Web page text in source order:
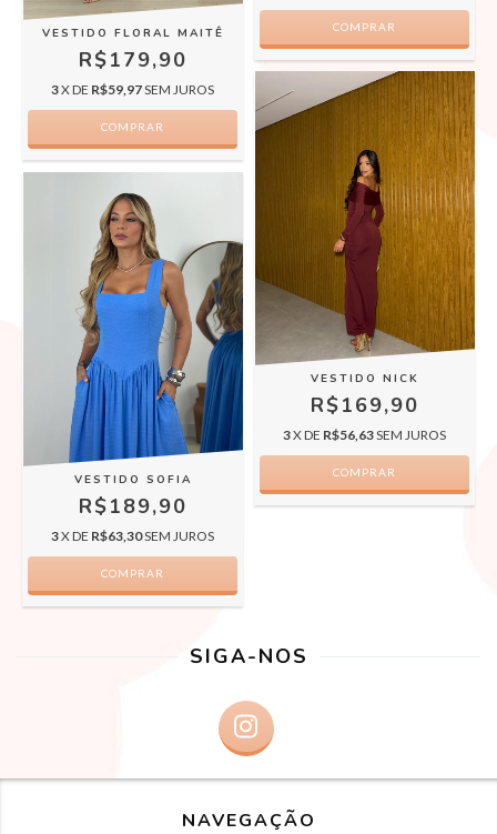
VESTIDO FLORAL MAITÊ
R$179,90
3X DE R$59,97SEM JUROS
COMPRAR
COMPRAR
VESTIDO SOFIA
R$189,90
3X DE R$63,30SEM JUROS
COMPRAR
VESTIDO NICK
R$169,90
3X DE R$56,63SEM JUROS
COMPRAR
SIGA-NOS
NAVEGAÇÃO